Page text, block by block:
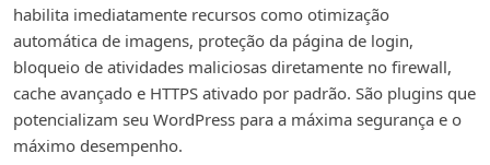
habilita imediatamente recursos como otimização
automática de imagens, proteção da página de login,
bloqueio de atividades maliciosas diretamente no firewall,
cache avançado e HTTPS ativado por padrão. São plugins que
potencializam seu WordPress para a máxima segurança e o
máximo desempenho.